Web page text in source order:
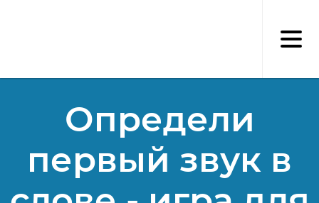
Определи
первый звук в